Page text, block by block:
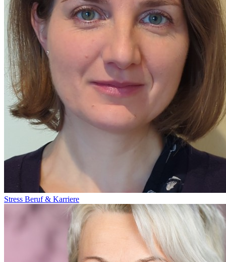
Stress Beruf & Karriere